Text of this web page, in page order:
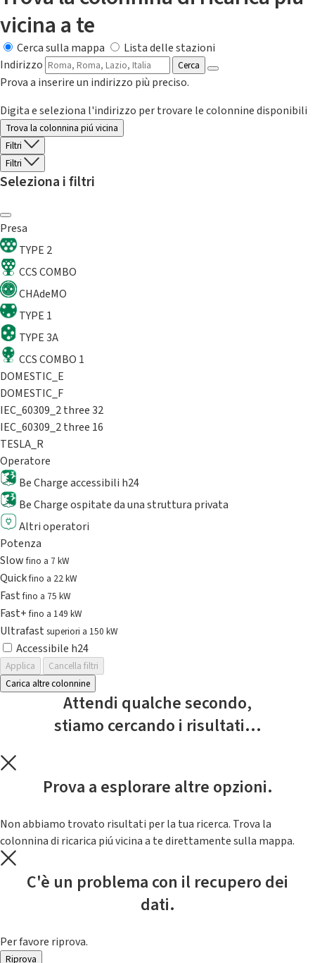
vicina a te
Cerca sulla mappa
Lista delle stazioni
Indirizzo
Cerca
Prova a inserire un indirizzo più preciso.
Digita e seleziona l'indirizzo per trovare le colonnine disponibili
Trova la colonnina piú vicina
Filtri
Filtri
Seleziona i filtri
Presa
TYPE 2
CCS COMBO
CHAdeMO
TYPE 1
TYPE 3A
CCS COMBO 1
DOMESTIC_E
DOMESTIC_F
IEC_60309_2 three 32
IEC_60309_2 three 16
TESLA_R
Operatore
Be Charge accessibili h24
Be Charge ospitate da una struttura privata
Altri operatori
Potenza
Slowfino a 7 kW
Quickfino a 22 kW
Fastfino a 75 kW
Fast+fino a 149 kW
Ultrafast superiori a 150 kW
Accessibile h24
Applica
Cancella filtri
Carica altre colonnine
Attendi qualche secondo,
stiamo cercando i risultati...
Prova a esplorare altre opzioni.
Non abbiamo trovato risultati per la tua ricerca. Trova la
colonnina di ricarica piú vicina a te direttamente sulla mappa.
C'è un problema con il recupero dei
dati.
Per favore riprova.
Riprova